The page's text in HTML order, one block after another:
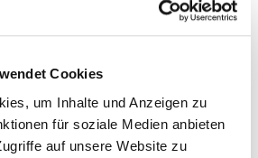
Cookies
um Inhalte und Anzeigen zu
für soziale Medien anbieten
auf unsere Website zu
Texten große Geschichten
KI-Assistent für Journalist:innen